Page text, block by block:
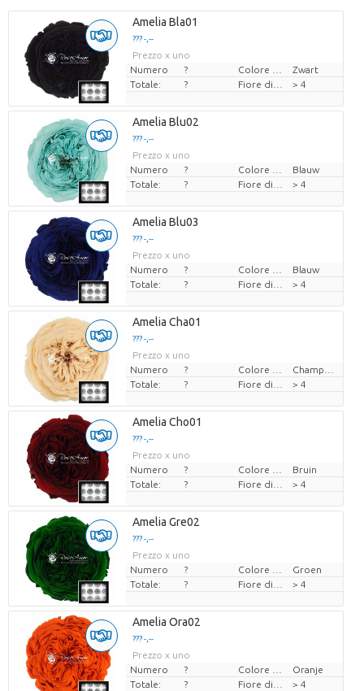
Amelia Bla01
??? -,--
Prezzo x uno
Numero
?
Zwart
Totale:
? > 4
Amelia Blu02
??? -,--
Prezzo x uno
Numero
?
Blauw
Totale:
? > 4
Amelia Blu03
??? -,--
Prezzo x uno
Numero
?
Blauw
Totale:
? > 4
Amelia Cha01
??? -,--
Prezzo x uno
Numero
?
Totale:
? > 4
Amelia Cho01
??? -,--
Prezzo x uno
Numero
?
Bruin
Totale:
? > 4
Amelia Gre02
??? -,--
Prezzo x uno
Numero
?
Groen
Totale:
? > 4
Amelia Ora02
??? -,--
Prezzo x uno
Numero
?
Oranje
Totale:
? > 4